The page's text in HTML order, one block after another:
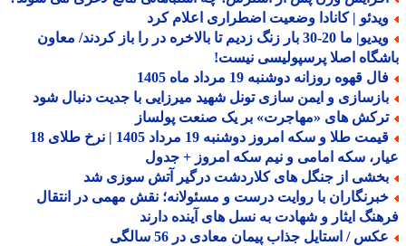
| کانادا وضعیت اضطراری اعلام کرد
ویدیو| ما 20-30 بار زنگ زدیم تا بالاخره در را باز کردند/ معاون
اصلا پرسپولیسی نیست!
قهوه روزانه دوشنبه 19 مرداد ماه 1405
و ایمن سازی تونل شهید میرزایی با جدیت دنبال شود
های «مهاجرت» بر یک صنعت پولساز
قیمت طلا و سکه امروز دوشنبه 19 مرداد 1405 | نرخ طلای 18
سکه امامی و نیم سکه امروز + جدول
از جنگل های کلاردشت درگیر آتش سوزی شد
با روایت درست و مسئولانه؛ نقش مهمی در انتقال
ایثار و شهادت به نسل های آینده دارند
/ استایل جذاب پیمان معادی در 56 سالگی